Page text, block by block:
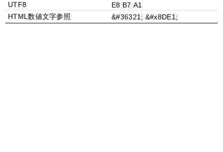
UTF8
E8 B7 A1
HTML数値文字参照
&#36321; &#x8DE1;